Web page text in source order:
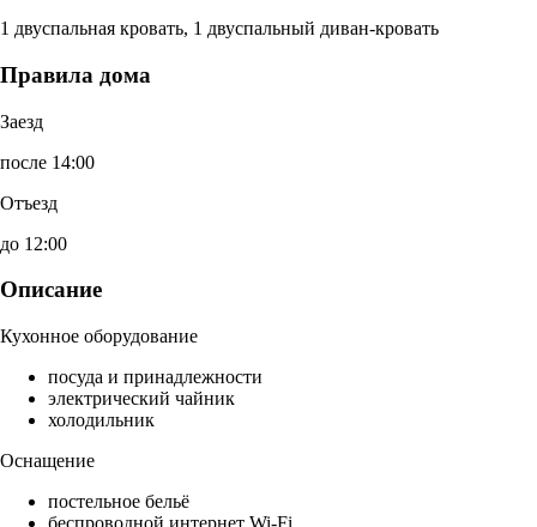
1 двуспальная кровать, 1 двуспальный диван-кровать
Правила дома
Заезд
после 14:00
Отъезд
до 12:00
Описание
Кухонное оборудование
посуда и принадлежности
электрический чайник
холодильник
Оснащение
постельное бельё
беспроводной интернет Wi-Fi